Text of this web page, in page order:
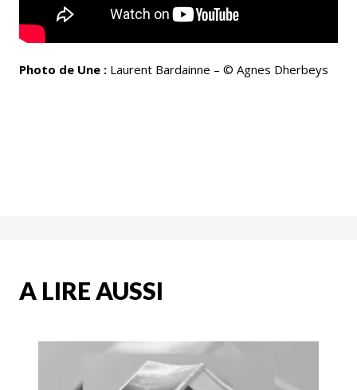
Photo de Une : Laurent Bardainne – © Agnes Dherbeys
A LIRE AUSSI